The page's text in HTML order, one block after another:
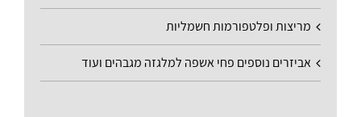
מריצות ופלטפורמות חשמליות
אביזרים נוספים פחי אשפה למלגזה מגבהים ועוד